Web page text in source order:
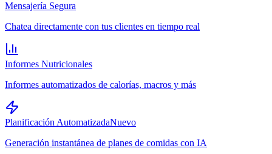
Mensajería Segura
Chatea directamente con tus clientes en tiempo real
Informes Nutricionales
Informes automatizados de calorías, macros y más
Planificación AutomatizadaNuevo
Generación instantánea de planes de comidas con IA